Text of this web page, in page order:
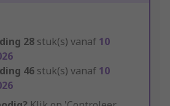
28 stuk(s) vanaf 10
46 stuk(s) vanaf 10